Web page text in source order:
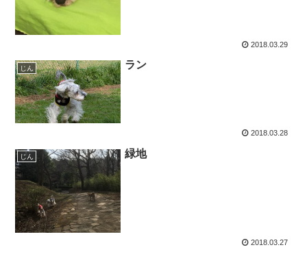
2018.03.29
じん ラン
2018.03.28
じん 緑地
2018.03.27